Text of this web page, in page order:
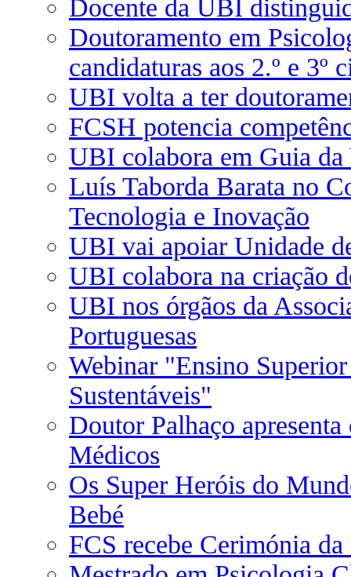
Docente da UBI
Doutoramento em
candidaturas aos 2.º e 3º
UBI volta a ter
FCSH potencia
UBI colabora em Guia
Luís Taborda Barata no
Tecnologia e Inovação
UBI vai apoiar Unidade
UBI colabora na criação
UBI nos órgãos da
Portuguesas
Webinar "Ensino
Sustentáveis"
Doutor Palhaço
Médicos
Os Super Heróis do
Bebé
FCS recebe Cerimónia